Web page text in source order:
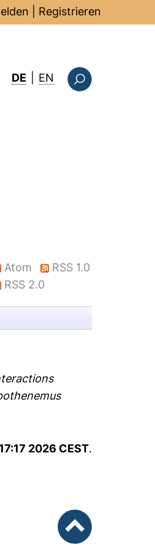
Registrieren
DE EN : this page in
Atom
RSS 1.0
RSS 2.0
2026 CEST.